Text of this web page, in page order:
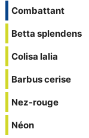
Combattant
Betta splendens
Colisa lalia
Barbus cerise
Nez-rouge
Néon